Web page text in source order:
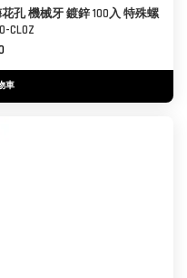
孔 機械牙 鍍鋅 100入 特殊螺
CL0Z
車